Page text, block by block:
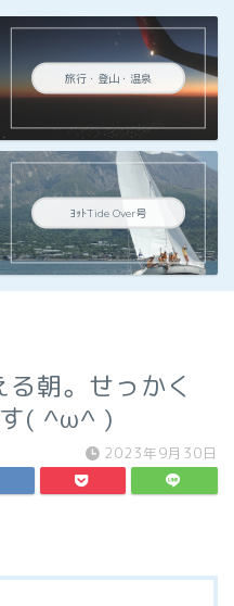
旅行・登山・温泉
ﾖｯﾄTide Over号
朝。せっかく
す( ^ω^ )
2023年9月30日